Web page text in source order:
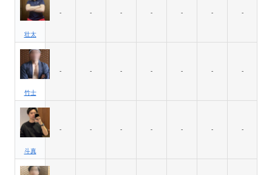
壮太
- - - - - - -
竹士
- - - - - - -
斗真
- - - - - - -